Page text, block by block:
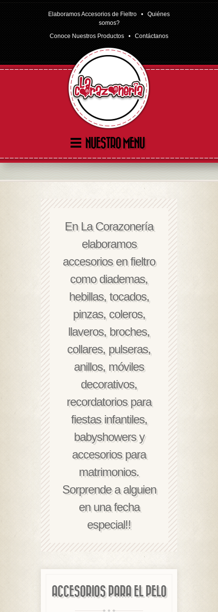
Elaboramos Accesorios de Fieltro • Quiénes
somos?
Conoce Nuestros Productos • Contáctanos
NUESTRO MENU
En La Corazonería
elaboramos
accesorios en fieltro
como diademas,
hebillas, tocados,
pinzas, coleros,
llaveros, broches,
collares, pulseras,
anillos, móviles
decorativos,
recordatorios para
fiestas infantiles,
babyshowers y
accesorios para
matrimonios.
Sorprende a alguien
en una fecha
especial!!
ACCESORIOS PARA EL PELO